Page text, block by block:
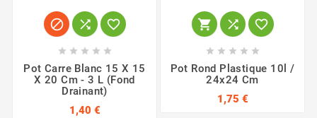
  
    
Pot Carre Blanc 15 X 15
X 20 Cm - 3 L (fond
Drainant)
1,40 €
  
    
Pot Rond Plastique 10l /
24x24 Cm
1,75 €